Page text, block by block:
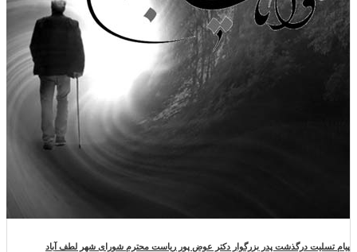
پیام تسلیت درگذشت پدر بزرگوار دکتر عوض پور ریاست محترم شورای شهر لطف آباد